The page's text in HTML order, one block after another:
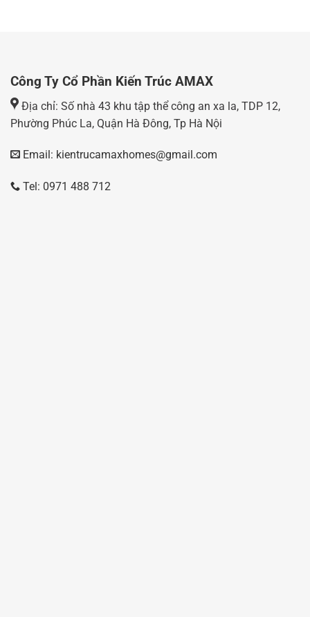
Công Ty Cổ Phần Kiến Trúc AMAX
Địa chỉ: Số nhà 43 khu tập thể công an xa la, TDP 12,
Phường Phúc La, Quận Hà Đông, Tp Hà Nội
Email: kientrucamaxhomes@gmail.com
Tel: 0971 488 712